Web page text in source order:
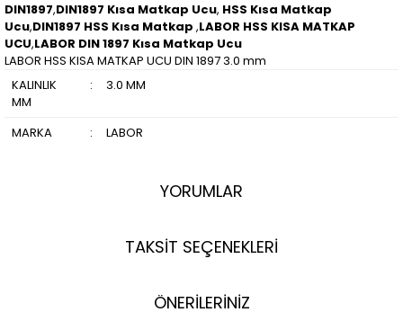
DIN1897,DIN1897 Kısa Matkap Ucu, HSS Kısa Matkap
Ucu,DIN1897 HSS Kısa Matkap ,LABOR HSS KISA MATKAP
UCU,LABOR DIN 1897 Kısa Matkap Ucu
LABOR HSS KISA MATKAP UCU DIN 1897 3.0 mm
KALINLIK
MM
: 3.0 MM
MARKA : LABOR
YORUMLAR
TAKSİT SEÇENEKLERİ
ÖNERİLERİNİZ